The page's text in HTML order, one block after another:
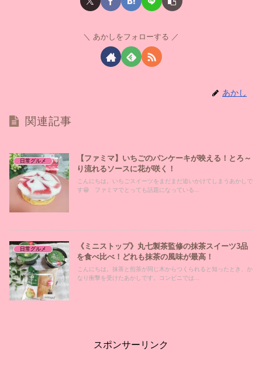
あかしをフォローする
あかし
関連記事
日常グルメ
【ファミマ】いちごのパンケーキが映える！とろ～
り流れるソースに花が咲く！
こんにちは。いちごスイーツをまだまだ追いかけてしまうあかしで
す😁 ファミマでとっても話題になっている...
日常グルメ
《ミニストップ》丸七製茶監修の抹茶スイーツ3品
を食べ比べ！どれも抹茶の風味が最高！
こんにちは。抹茶と煎茶が同じ木からつくられると知ったとき、か
なり衝撃を受けたあかしです。コンビニでは...
スポンサーリンク